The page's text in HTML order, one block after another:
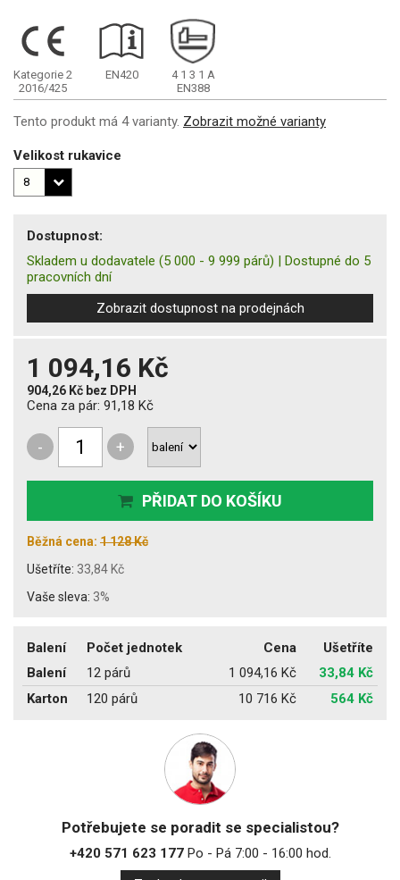
Kategorie 2
2016/425
EN420 4 1 3 1 A
EN388
Tento produkt má 4 varianty. Zobrazit možné varianty
Velikost rukavice
Dostupnost:
Skladem u dodavatele (5 000 - 9 999 párů) | Dostupné do 5
pracovních dní
Zobrazit dostupnost na prodejnách
1 094,16 Kč
904,26 Kč bez DPH
Cena za pár: 91,18 Kč
- +
PŘIDAT DO KOŠÍKU
Běžná cena: 1 128 Kč
Ušetříte: 33,84 Kč
Vaše sleva: 3%
Balení Počet jednotek Cena
Ušetříte
Balení
12 párů 1 094,16 Kč
33,84 Kč
Karton
120 párů 10 716 Kč 564 Kč
Potřebujete se poradit se specialistou?
+420 571 623 177Po - Pá 7:00 - 16:00 hod.